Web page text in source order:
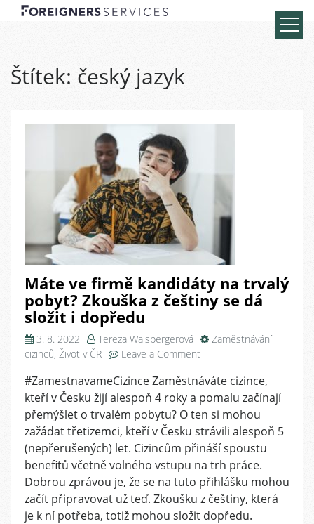
Štítek: český jazyk
Máte ve firmě kandidáty na trvalý
pobyt? Zkouška z češtiny se dá
složit i dopředu
3. 8. 2022 Tereza Walsbergerová
Zaměstnávání
cizinců, Život v ČR Leave a Comment
ve
firmě
kandidáty
na
trvalý
pobyt?
Zkouška
z
češtiny
se
#ZamestnavameCizince Zaměstnáváte cizince,
kteří v Česku žijí alespoň 4 roky a pomalu začínají
přemýšlet o trvalém pobytu? O ten si mohou
zažádat třetizemci, kteří v Česku strávili alespoň 5
(nepřerušených) let. Cizincům přináší spoustu
benefitů včetně volného vstupu na trh práce.
Dobrou zprávou je, že se na tuto přihlášku mohou
začít připravovat už teď. Zkoušku z češtiny, která
je k ní potřeba, totiž mohou složit dopředu.